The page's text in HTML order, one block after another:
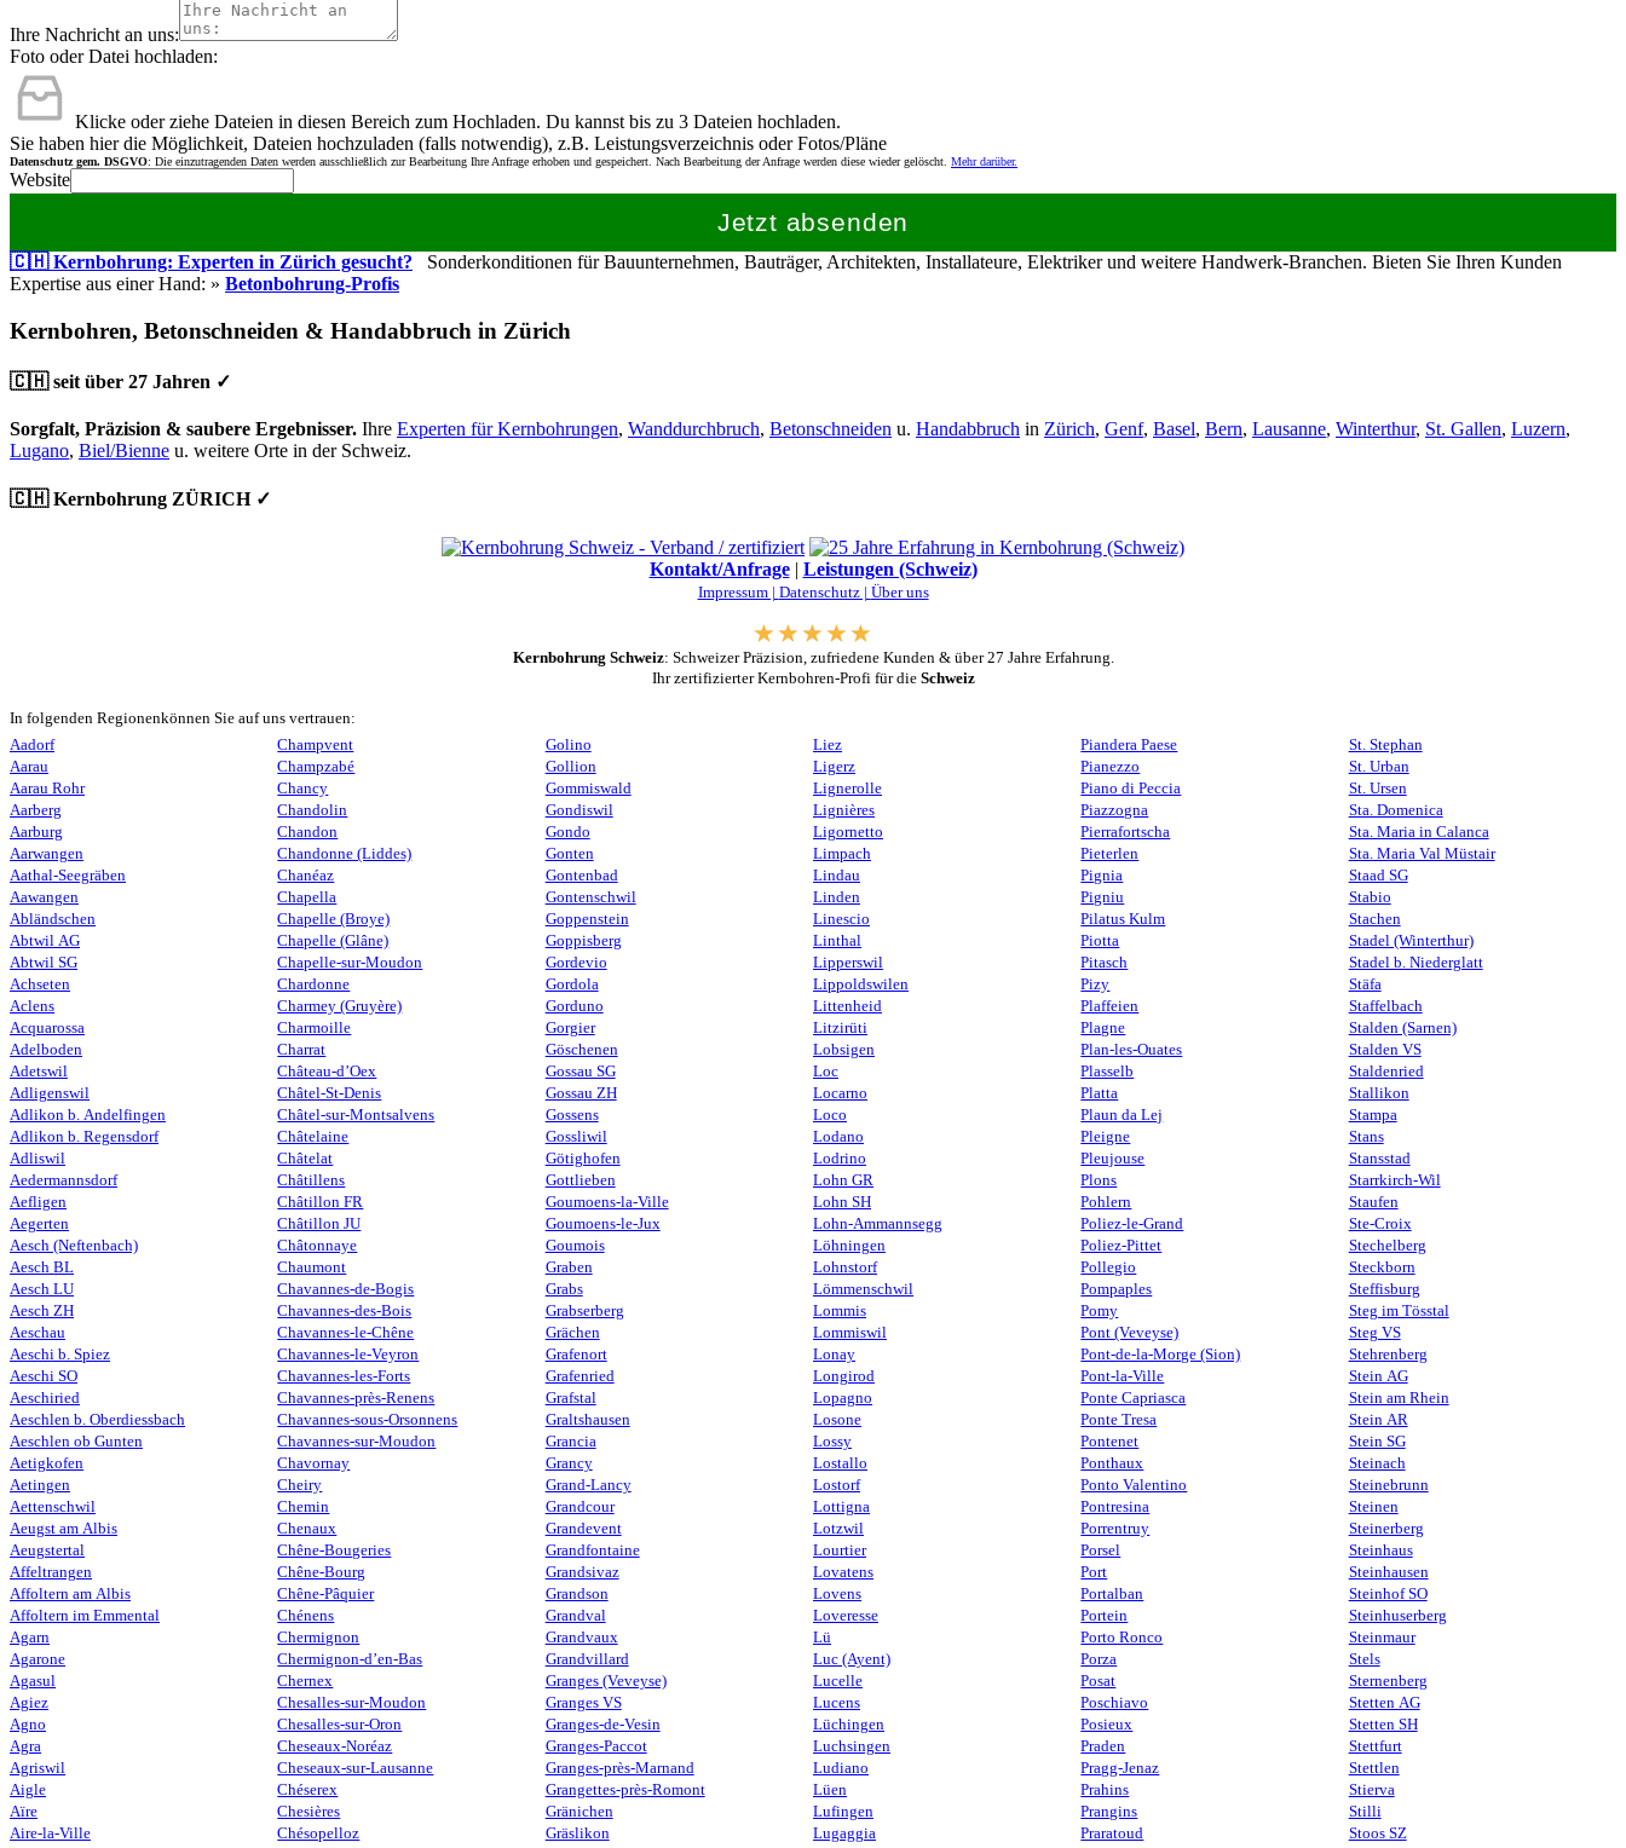
Ihre Nachricht an uns:
Foto oder Datei hochladen:
Klicke oder ziehe Dateien in diesen Bereich zum Hochladen. Du kannst bis zu 3 Dateien hochladen.
Sie haben hier die Möglichkeit, Dateien hochzuladen (falls notwendig), z.B. Leistungsverzeichnis oder Fotos/Pläne
Datenschutz gem. DSGVO: Die einzutragenden Daten werden ausschließlich zur Bearbeitung Ihre Anfrage erhoben und gespeichert. Nach Bearbeitung der Anfrage werden diese wieder gelöscht. Mehr darüber.
Website
Jetzt absenden
🇨🇭 Kernbohrung: Experten in Zürich gesucht? Sonderkonditionen für Bauunternehmen, Bauträger, Architekten, Installateure, Elektriker und weitere Handwerk-Branchen. Bieten Sie Ihren Kunden
Expertise aus einer Hand: » Betonbohrung-Profis
Kernbohren, Betonschneiden & Handabbruch in Zürich
🇨🇭 seit über 27 Jahren ✓
Sorgfalt, Präzision & saubere Ergebnisser. Ihre Experten für Kernbohrungen, Wanddurchbruch, Betonschneiden u. Handabbruch in Zürich, Genf, Basel, Bern, Lausanne, Winterthur, St. Gallen, Luzern,
Lugano, Biel/Bienne u. weitere Orte in der Schweiz.
🇨🇭 Kernbohrung ZÜRICH ✓
Kontakt/Anfrage| Leistungen (Schweiz)
Impressum | Datenschutz | Über uns
Kernbohrung Schweiz: Schweizer Präzision, zufriedene Kunden & über 27 Jahre Erfahrung.
Ihr zertifizierter Kernbohren-Profi für die Schweiz
In folgenden Regionenkönnen Sie auf uns vertrauen:
Aadorf
Aarau
Aarau Rohr
Aarberg
Aarburg
Aarwangen
Aathal-Seegräben
Aawangen
Abländschen
Abtwil AG
Abtwil SG
Achseten
Aclens
Acquarossa
Adelboden
Adetswil
Adligenswil
Adlikon b. Andelfingen
Adlikon b. Regensdorf
Adliswil
Aedermannsdorf
Aefligen
Aegerten
Aesch (Neftenbach)
Aesch BL
Aesch LU
Aesch ZH
Aeschau
Aeschi b. Spiez
Aeschi SO
Aeschiried
Aeschlen b. Oberdiessbach
Aeschlen ob Gunten
Aetigkofen
Aetingen
Aettenschwil
Aeugst am Albis
Aeugstertal
Affeltrangen
Affoltern am Albis
Affoltern im Emmental
Agarn
Agarone
Agasul
Agiez
Agno
Agra
Agriswil
Aigle
Aïre
Aire-la-Ville
Champvent
Champzabé
Chancy
Chandolin
Chandon
Chandonne (Liddes)
Chanéaz
Chapella
Chapelle (Broye)
Chapelle (Glâne)
Chapelle-sur-Moudon
Chardonne
Charmey (Gruyère)
Charmoille
Charrat
Château-d’Oex
Châtel-St-Denis
Châtel-sur-Montsalvens
Châtelaine
Châtelat
Châtillens
Châtillon FR
Châtillon JU
Châtonnaye
Chaumont
Chavannes-de-Bogis
Chavannes-des-Bois
Chavannes-le-Chêne
Chavannes-le-Veyron
Chavannes-les-Forts
Chavannes-près-Renens
Chavannes-sous-Orsonnens
Chavannes-sur-Moudon
Chavornay
Cheiry
Chemin
Chenaux
Chêne-Bougeries
Chêne-Bourg
Chêne-Pâquier
Chénens
Chermignon
Chermignon-d’en-Bas
Chernex
Chesalles-sur-Moudon
Chesalles-sur-Oron
Cheseaux-Noréaz
Cheseaux-sur-Lausanne
Chéserex
Chesières
Chésopelloz
Golino
Gollion
Gommiswald
Gondiswil
Gondo
Gonten
Gontenbad
Gontenschwil
Goppenstein
Goppisberg
Gordevio
Gordola
Gorduno
Gorgier
Göschenen
Gossau SG
Gossau ZH
Gossens
Gossliwil
Götighofen
Gottlieben
Goumoens-la-Ville
Goumoens-le-Jux
Goumois
Graben
Grabs
Grabserberg
Grächen
Grafenort
Grafenried
Grafstal
Graltshausen
Grancia
Grancy
Grand-Lancy
Grandcour
Grandevent
Grandfontaine
Grandsivaz
Grandson
Grandval
Grandvaux
Grandvillard
Granges (Veveyse)
Granges VS
Granges-de-Vesin
Granges-Paccot
Granges-près-Marnand
Grangettes-près-Romont
Gränichen
Gräslikon
Liez
Ligerz
Lignerolle
Lignières
Ligornetto
Limpach
Lindau
Linden
Linescio
Linthal
Lipperswil
Lippoldswilen
Littenheid
Litzirüti
Lobsigen
Loc
Locarno
Loco
Lodano
Lodrino
Lohn GR
Lohn SH
Lohn-Ammannsegg
Löhningen
Lohnstorf
Lömmenschwil
Lommis
Lommiswil
Lonay
Longirod
Lopagno
Losone
Lossy
Lostallo
Lostorf
Lottigna
Lotzwil
Lourtier
Lovatens
Lovens
Loveresse
Lü
Luc (Ayent)
Lucelle
Lucens
Lüchingen
Luchsingen
Ludiano
Lüen
Lufingen
Lugaggia
Piandera Paese
Pianezzo
Piano di Peccia
Piazzogna
Pierrafortscha
Pieterlen
Pignia
Pigniu
Pilatus Kulm
Piotta
Pitasch
Pizy
Plaffeien
Plagne
Plan-les-Ouates
Plasselb
Platta
Plaun da Lej
Pleigne
Pleujouse
Plons
Pohlern
Poliez-le-Grand
Poliez-Pittet
Pollegio
Pompaples
Pomy
Pont (Veveyse)
Pont-de-la-Morge (Sion)
Pont-la-Ville
Ponte Capriasca
Ponte Tresa
Pontenet
Ponthaux
Ponto Valentino
Pontresina
Porrentruy
Porsel
Port
Portalban
Portein
Porto Ronco
Porza
Posat
Poschiavo
Posieux
Praden
Pragg-Jenaz
Prahins
Prangins
Praratoud
St. Stephan
St. Urban
St. Ursen
Sta. Domenica
Sta. Maria in Calanca
Sta. Maria Val Müstair
Staad SG
Stabio
Stachen
Stadel (Winterthur)
Stadel b. Niederglatt
Stäfa
Staffelbach
Stalden (Sarnen)
Stalden VS
Staldenried
Stallikon
Stampa
Stans
Stansstad
Starrkirch-Wil
Staufen
Ste-Croix
Stechelberg
Steckborn
Steffisburg
Steg im Tösstal
Steg VS
Stehrenberg
Stein AG
Stein am Rhein
Stein AR
Stein SG
Steinach
Steinebrunn
Steinen
Steinerberg
Steinhaus
Steinhausen
Steinhof SO
Steinhuserberg
Steinmaur
Stels
Sternenberg
Stetten AG
Stetten SH
Stettfurt
Stettlen
Stierva
Stilli
Stoos SZ